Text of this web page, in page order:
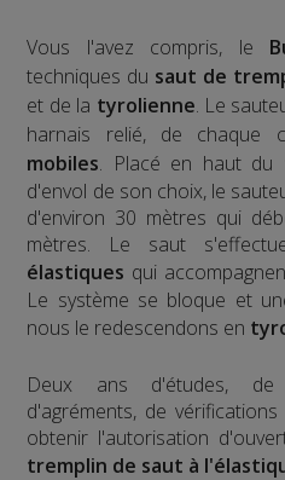
Vous l'avez compris, le
techniques du saut de
et de la tyrolienne. Le
harnais relié, de chaque
mobiles. Placé en haut du
d'envol de son choix, le
d'environ 30 mètres qui
mètres. Le saut
élastiques qui
Le système se bloque et
nous le redescendons en
​Deux ans d'études, de
d'agréments, de
obtenir l'autorisation
tremplin de saut à